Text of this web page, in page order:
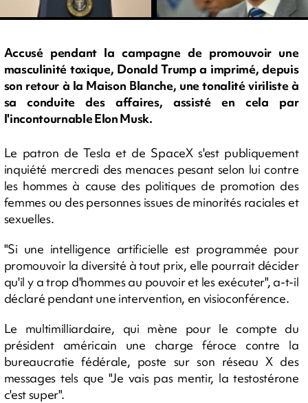
Accusé pendant la campagne de promouvoir une
masculinité toxique, Donald Trump a imprimé, depuis
son retour à la Maison Blanche, une tonalité viriliste à
sa conduite des affaires, assisté en cela par
l'incontournable Elon Musk.
Le patron de Tesla et de SpaceX s'est publiquement
inquiété mercredi des menaces pesant selon lui contre
les hommes à cause des politiques de promotion des
femmes ou des personnes issues de minorités raciales et
sexuelles.
"Si une intelligence artificielle est programmée pour
promouvoir la diversité à tout prix, elle pourrait décider
qu'il y a trop d'hommes au pouvoir et les exécuter", a-t-il
déclaré pendant une intervention, en visioconférence.
Le multimilliardaire, qui mène pour le compte du
président américain une charge féroce contre la
bureaucratie fédérale, poste sur son réseau X des
messages tels que "Je vais pas mentir, la testostérone
c'est super".